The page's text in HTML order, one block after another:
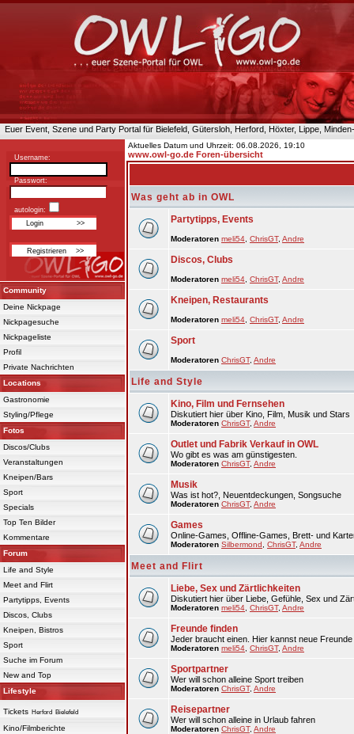
Euer Event, Szene und Party Portal für Bielefeld, Gütersloh, Herford, Höxter, Lippe,
Username:
Passwort:
autologin:
Community
Deine Nickpage
Nickpagesuche
Nickpageliste
Profil
Private Nachrichten
Locations
Gastronomie
Styling/Pflege
Fotos
Discos/Clubs
Veranstaltungen
Kneipen/Bars
Sport
Specials
Top Ten Bilder
Kommentare
Forum
Life and Style
Meet and Flirt
Partytipps, Events
Discos, Clubs
Kneipen, Bistros
Sport
Suche im Forum
New and Top
Lifestyle
Tickets Herford Bielefeld
Kino/Filmberichte
Aktuelles Datum und Uhrzeit: 06.08.2026, 19:10
www.owl-go.de Foren-übersicht
Was geht ab in OWL
Partytipps, Events
Moderatoren meli54 ChrisGT, Andre
Discos, Clubs
Moderatoren meli54 ChrisGT, Andre
Kneipen, Restaurants
Moderatoren meli54 ChrisGT, Andre
Sport
Moderatoren ChrisGT, Andre
Life and Style
Kino, Film und Fernsehen
Diskutiert hier über Kino, Film, Musik und Stars
Moderatoren ChrisGT, Andre
Outlet und Fabrik Verkauf in OWL
Wo gibt es was am günstigesten.
Moderatoren ChrisGT, Andre
Musik
Was ist hot?, Neuentdeckungen, Songsuche
Moderatoren ChrisGT, Andre
Games
Online-Games, Offline-Games, Brett- und
Moderatoren Silbermond ChrisGT, Andre
Meet and Flirt
Liebe, Sex und Zärtlichkeiten
Diskutiert hier über Liebe, Gefühle, Sex und
Moderatoren meli54 ChrisGT, Andre
Freunde finden
Jeder braucht einen. Hier kannst neue Freunde
Moderatoren meli54 ChrisGT, Andre
Sportpartner
Wer will schon alleine Sport treiben
Moderatoren ChrisGT, Andre
Reisepartner
Wer will schon alleine in Urlaub fahren
Moderatoren ChrisGT, Andre